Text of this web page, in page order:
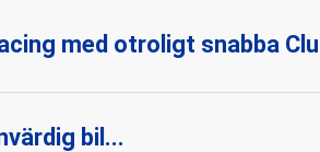
med otroligt snabba
bil...